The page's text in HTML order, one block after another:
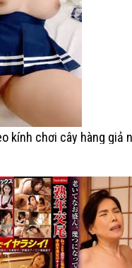
kính chơi cây hàng giả